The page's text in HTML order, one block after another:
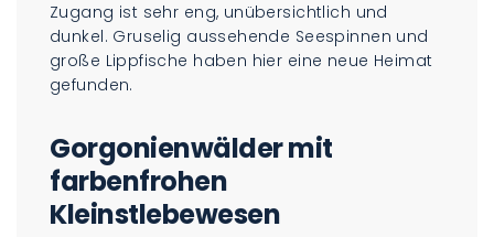
Zugang ist sehr eng, unübersichtlich und
dunkel. Gruselig aussehende Seespinnen und
große Lippfische haben hier eine neue Heimat
gefunden.
Gorgonienwälder mit
farbenfrohen
Kleinstlebewesen